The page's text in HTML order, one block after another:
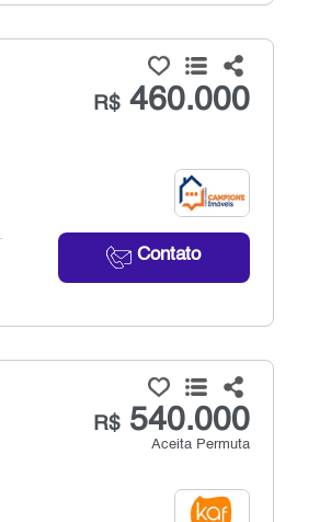
R$460.000
Contato
R$540.000
Aceita Permuta